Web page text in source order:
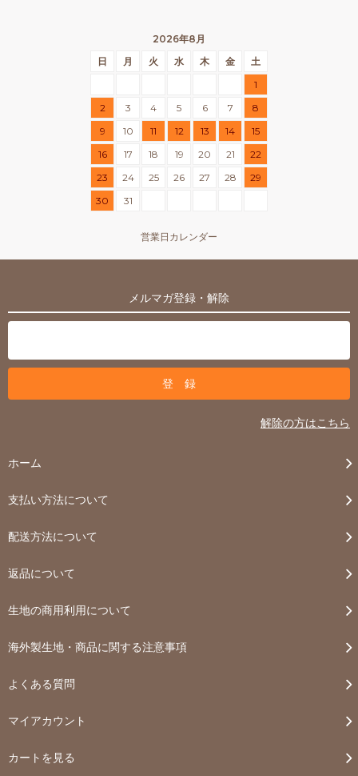
2026年8月
日
月 火 水 木 金
土
1
2
3 4 5 6 7
8
9
10 11 12 13 14
15
16
17 18 19 20 21
22
23
24 25 26 27 28
29
30
31
営業日カレンダー
メルマガ登録・解除
解除の方はこちら
ホーム
支払い方法について
配送方法について
返品について
生地の商用利用について
海外製生地・商品に関する注意事項
よくある質問
マイアカウント
カートを見る